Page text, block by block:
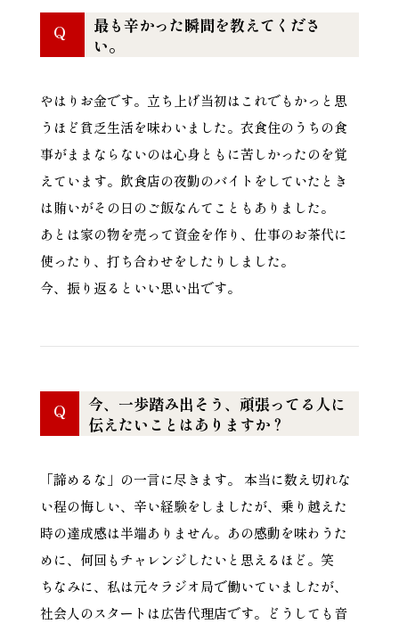
Q
最も辛かった瞬間を教えてくださ
い。
やはりお金です。立ち上げ当初はこれでもかっと思
うほど貧乏生活を味わいました。衣食住のうちの食
事がままならないのは心身ともに苦しかったのを覚
えています。飲食店の夜勤のバイトをしていたとき
は賄いがその日のご飯なんてこともありました。
あとは家の物を売って資金を作り、仕事のお茶代に
使ったり、打ち合わせをしたりしました。
今、振り返るといい思い出です。
Q
今、一歩踏み出そう、頑張ってる人に
伝えたいことはありますか？
「諦めるな」の一言に尽きます。 本当に数え切れな
い程の悔しい、辛い経験をしましたが、乗り越えた
時の達成感は半端ありません。あの感動を味わうた
めに、何回もチャレンジしたいと思えるほど。笑
ちなみに、私は元々ラジオ局で働いていましたが、
社会人のスタートは広告代理店です。どうしても音